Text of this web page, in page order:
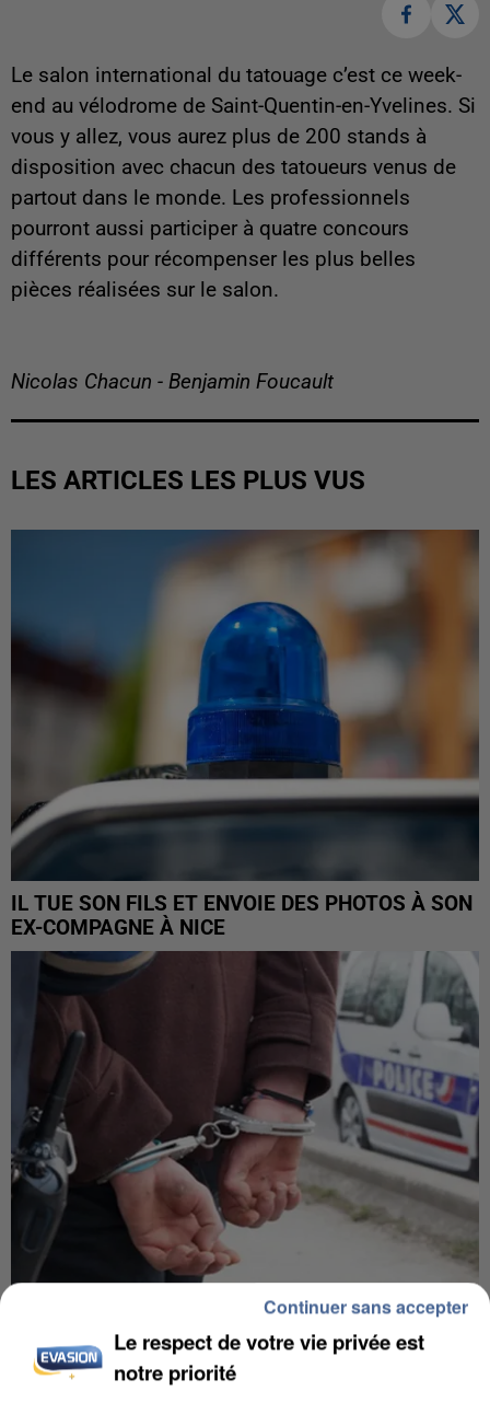
Le salon international du tatouage c’est ce week-
end au vélodrome de Saint-Quentin-en-Yvelines. Si
vous y allez, vous aurez plus de 200 stands à
disposition avec chacun des tatoueurs venus de
partout dans le monde. Les professionnels
pourront aussi participer à quatre concours
différents pour récompenser les plus belles
pièces réalisées sur le salon.
Nicolas Chacun - Benjamin Foucault
LES ARTICLES LES PLUS VUS
IL TUE SON FILS ET ENVOIE DES PHOTOS À SON
EX-COMPAGNE À NICE
L’UN DES FONDATEURS SUPPOSÉS DE LA DZ
MAFIA INTERPELLÉ EN ALGÉRIE
Le respect de votre vie privée est
notre priorité
Continuer sans accepter